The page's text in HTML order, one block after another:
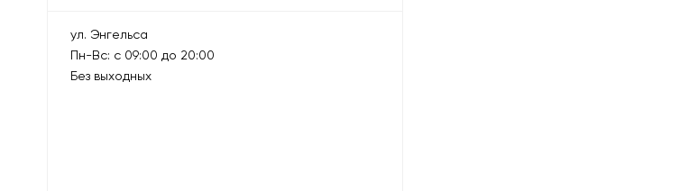
ул. Энгельса
Пн-Вс: с 09:00 до 20:00
Без выходных